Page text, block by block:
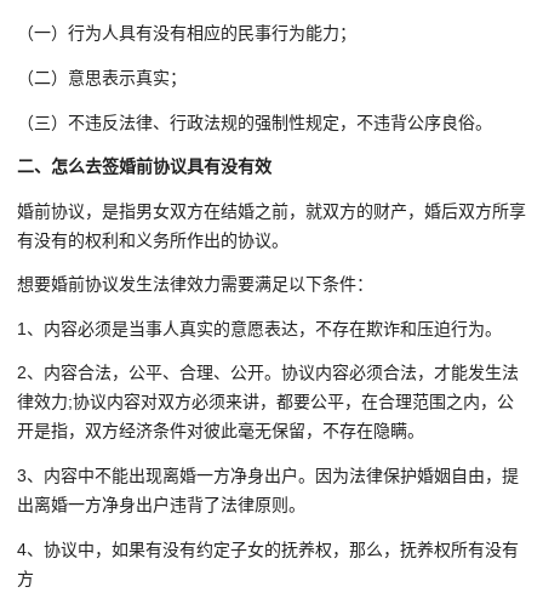
（一）行为人具有没有相应的民事行为能力；
（二）意思表示真实；
（三）不违反法律、行政法规的强制性规定，不违背公序良俗。
二、怎么去签婚前协议具有没有效
婚前协议，是指男女双方在结婚之前，就双方的财产，婚后双方所享
有没有的权利和义务所作出的协议。
想要婚前协议发生法律效力需要满足以下条件：
1、内容必须是当事人真实的意愿表达，不存在欺诈和压迫行为。
2、内容合法，公平、合理、公开。协议内容必须合法，才能发生法
律效力;协议内容对双方必须来讲，都要公平，在合理范围之内，公
开是指，双方经济条件对彼此毫无保留，不存在隐瞒。
3、内容中不能出现离婚一方净身出户。因为法律保护婚姻自由，提
出离婚一方净身出户违背了法律原则。
4、协议中，如果有没有约定子女的抚养权，那么，抚养权所有没有
方